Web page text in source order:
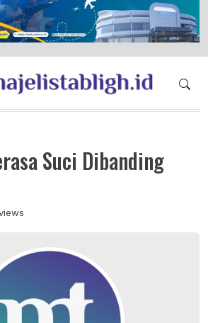
Muhammadiyah
Dakwah Islam Berkemajuan dan
Suci Dibanding